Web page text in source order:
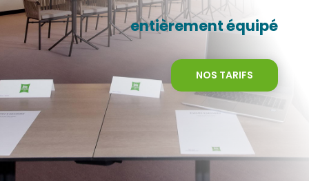
entièrement équipé
NOS TARIFS